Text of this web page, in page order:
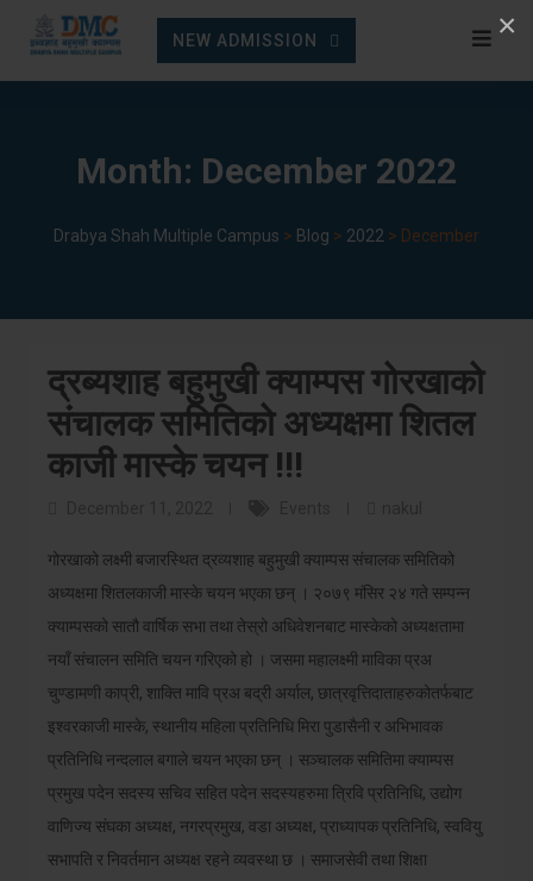
×
content
NEW ADMISSION
Month: December 2022
Drabya Shah Multiple Campus > Blog > 2022 > December
द्रब्यशाह बहुमुखी क्याम्पस गोरखाको
संचालक समितिको अध्यक्षमा शितल
काजी मास्के चयन !!!
गोरखाको लक्ष्मी बजारस्थित द्रव्यशाह बहुमुखी क्याम्पस संचालक समितिको
अध्यक्षमा शितलकाजी मास्के चयन भएका छन् । २०७९ मंसिर २४ गते सम्पन्न
क्याम्पसको सातौ वार्षिक सभा तथा तेस्रो अधिवेशनबाट मास्केको अध्यक्षतामा
नयाँ संचालन समिति चयन गरिएको हो । जसमा महालक्ष्मी माविका प्रअ
चुण्डामणी काप्री, शाक्ति मावि प्रअ बद्री अर्याल, छात्रवृत्तिदाताहरुकोतर्फबाट
इश्वरकाजी मास्के, स्थानीय महिला प्रतिनिधि मिरा पुडासैनी र अभिभावक
प्रतिनिधि नन्दलाल बगाले चयन भएका छन् । सञ्चालक समितिमा क्याम्पस
प्रमुख पदेन सदस्य सचिव सहित पदेन सदस्यहरुमा त्रिवि प्रतिनिधि, उद्योग
वाणिज्य संघका अध्यक्ष, नगरप्रमुख, वडा अध्यक्ष, प्राध्यापक प्रतिनिधि, स्ववियु
सभापति र निवर्तमान अध्यक्ष रहने व्यवस्था छ । समाजसेवी तथा शिक्षा